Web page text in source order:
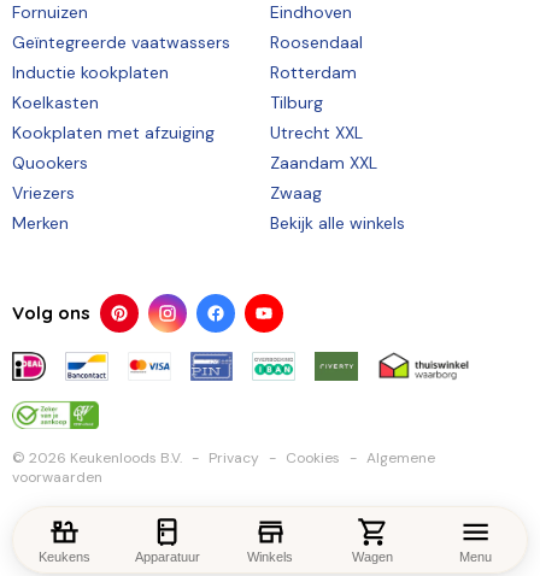
Keukens Apparatuur Winkels Wagen Menu
Fornuizen
Geïntegreerde vaatwassers
Inductie kookplaten
Koelkasten
Kookplaten met afzuiging
Quookers
Vriezers
Merken
Eindhoven
Roosendaal
Rotterdam
Tilburg
Utrecht XXL
Zaandam XXL
Zwaag
Bekijk alle winkels
Volg ons
© 2026 Keukenloods B.V. Privacy Cookies
Algemene
voorwaarden